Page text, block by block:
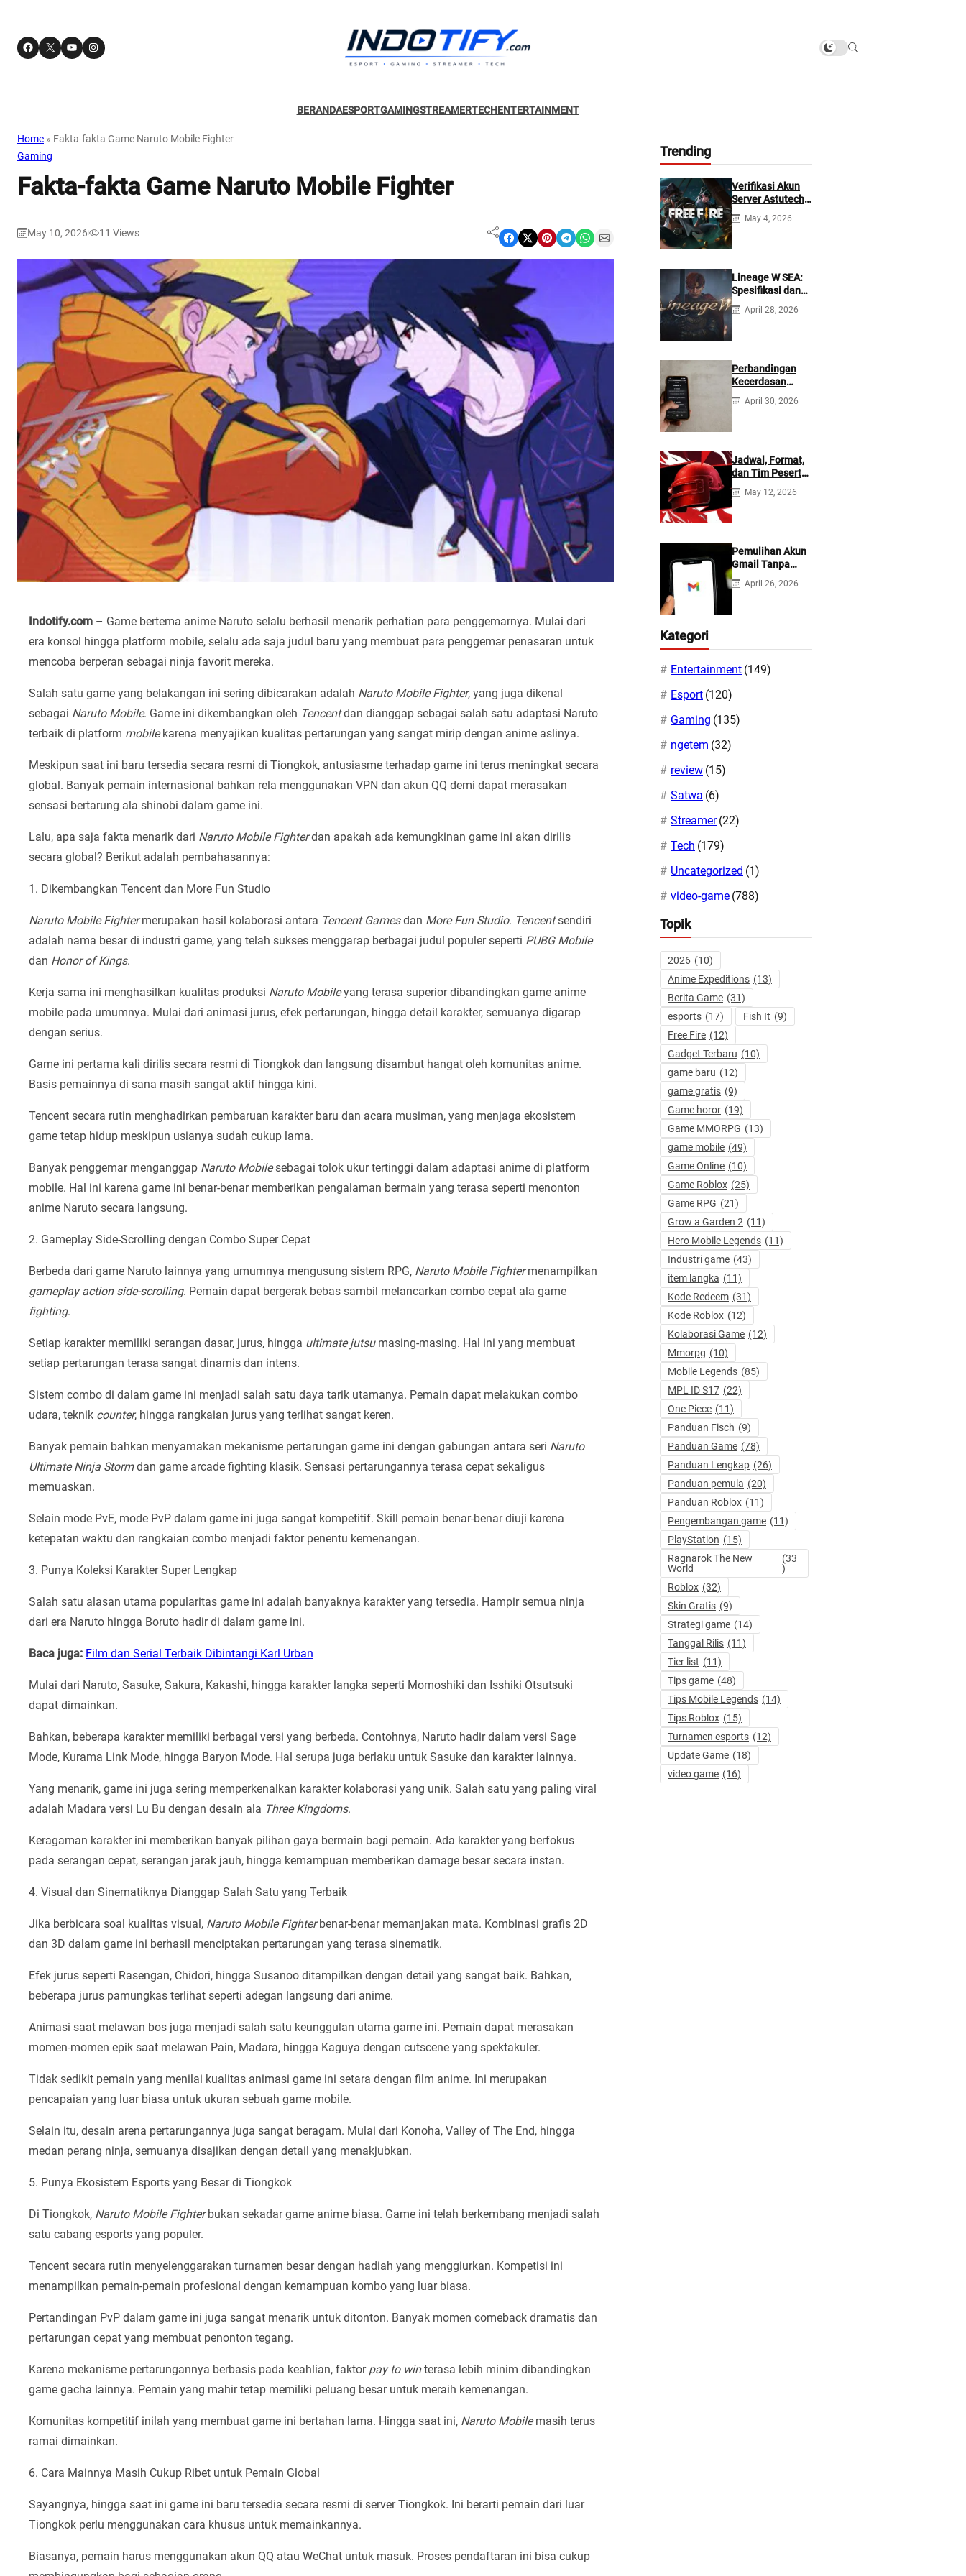
Facebook X YouTube Instagram
BERANDAESPORTGAMINGSTREAMERTECHENTERTAINMENT
Home » Fakta-fakta Game Naruto Mobile Fighter
Gaming
Fakta-fakta Game Naruto Mobile Fighter
May 10, 2026 11 Views Share on Facebook Share on X Share on Pinterest Share on Telegram Share on WhatsApp Share on Email
Indotify.com – Game bertema anime Naruto selalu berhasil menarik perhatian para penggemarnya. Mulai dari
era konsol hingga platform mobile, selalu ada saja judul baru yang membuat para penggemar penasaran untuk
mencoba berperan sebagai ninja favorit mereka.
Salah satu game yang belakangan ini sering dibicarakan adalah Naruto Mobile Fighter, yang juga dikenal
sebagai Naruto Mobile. Game ini dikembangkan oleh Tencentdan dianggap sebagai salah satu adaptasi Naruto
terbaik di platform mobilekarena menyajikan kualitas pertarungan yang sangat mirip dengan anime aslinya.
Meskipun saat ini baru tersedia secara resmi di Tiongkok, antusiasme terhadap game ini terus meningkat secara
global. Banyak pemain internasional bahkan rela menggunakan VPN dan akun QQ demi dapat merasakan
sensasi bertarung ala shinobi dalam game ini.
Lalu, apa saja fakta menarik dari Naruto Mobile Fighterdan apakah ada kemungkinan game ini akan dirilis
secara global? Berikut adalah pembahasannya:
1. Dikembangkan Tencent dan More Fun Studio
Naruto Mobile Fightermerupakan hasil kolaborasi antara Tencent Gamesdan More Fun Studio. Tencentsendiri
adalah nama besar di industri game, yang telah sukses menggarap berbagai judul populer seperti PUBG Mobile
dan Honor of Kings.
Kerja sama ini menghasilkan kualitas produksi Naruto Mobileyang terasa superior dibandingkan game anime
mobile pada umumnya. Mulai dari animasi jurus, efek pertarungan, hingga detail karakter, semuanya digarap
dengan serius.
Game ini pertama kali dirilis secara resmi di Tiongkok dan langsung disambut hangat oleh komunitas anime.
Basis pemainnya di sana masih sangat aktif hingga kini.
Tencent secara rutin menghadirkan pembaruan karakter baru dan acara musiman, yang menjaga ekosistem
game tetap hidup meskipun usianya sudah cukup lama.
Banyak penggemar menganggap Naruto Mobilesebagai tolok ukur tertinggi dalam adaptasi anime di platform
mobile. Hal ini karena game ini benar-benar memberikan pengalaman bermain yang terasa seperti menonton
anime Naruto secara langsung.
2. Gameplay Side-Scrolling dengan Combo Super Cepat
Berbeda dari game Naruto lainnya yang umumnya mengusung sistem RPG, Naruto Mobile Fightermenampilkan
gameplay action side-scrolling. Pemain dapat bergerak bebas sambil melancarkan combo cepat ala game
fighting.
Setiap karakter memiliki serangan dasar, jurus, hingga ultimate jutsumasing-masing. Hal ini yang membuat
setiap pertarungan terasa sangat dinamis dan intens.
Sistem combo di dalam game ini menjadi salah satu daya tarik utamanya. Pemain dapat melakukan combo
udara, teknik counter, hingga rangkaian jurus yang terlihat sangat keren.
Banyak pemain bahkan menyamakan mekanisme pertarungan game ini dengan gabungan antara seri Naruto
Ultimate Ninja Stormdan game arcade fighting klasik. Sensasi pertarungannya terasa cepat sekaligus
memuaskan.
Selain mode PvE, mode PvP dalam game ini juga sangat kompetitif. Skill pemain benar-benar diuji karena
ketepatan waktu dan rangkaian combo menjadi faktor penentu kemenangan.
3. Punya Koleksi Karakter Super Lengkap
Salah satu alasan utama popularitas game ini adalah banyaknya karakter yang tersedia. Hampir semua ninja
dari era Naruto hingga Boruto hadir di dalam game ini.
Baca juga: Film dan Serial Terbaik Dibintangi Karl Urban
Mulai dari Naruto, Sasuke, Sakura, Kakashi, hingga karakter langka seperti Momoshiki dan Isshiki Otsutsuki
dapat dimainkan.
Bahkan, beberapa karakter memiliki berbagai versi yang berbeda. Contohnya, Naruto hadir dalam versi Sage
Mode, Kurama Link Mode, hingga Baryon Mode. Hal serupa juga berlaku untuk Sasuke dan karakter lainnya.
Yang menarik, game ini juga sering memperkenalkan karakter kolaborasi yang unik. Salah satu yang paling viral
adalah Madara versi Lu Bu dengan desain ala Three Kingdoms.
Keragaman karakter ini memberikan banyak pilihan gaya bermain bagi pemain. Ada karakter yang berfokus
pada serangan cepat, serangan jarak jauh, hingga kemampuan memberikan damage besar secara instan.
4. Visual dan Sinematiknya Dianggap Salah Satu yang Terbaik
Jika berbicara soal kualitas visual, Naruto Mobile Fighterbenar-benar memanjakan mata. Kombinasi grafis 2D
dan 3D dalam game ini berhasil menciptakan pertarungan yang terasa sinematik.
Efek jurus seperti Rasengan, Chidori, hingga Susanoo ditampilkan dengan detail yang sangat baik. Bahkan,
beberapa jurus pamungkas terlihat seperti adegan langsung dari anime.
Animasi saat melawan bos juga menjadi salah satu keunggulan utama game ini. Pemain dapat merasakan
momen-momen epik saat melawan Pain, Madara, hingga Kaguya dengan cutscene yang spektakuler.
Tidak sedikit pemain yang menilai kualitas animasi game ini setara dengan film anime. Ini merupakan
pencapaian yang luar biasa untuk ukuran sebuah game mobile.
Selain itu, desain arena pertarungannya juga sangat beragam. Mulai dari Konoha, Valley of The End, hingga
medan perang ninja, semuanya disajikan dengan detail yang menakjubkan.
5. Punya Ekosistem Esports yang Besar di Tiongkok
Di Tiongkok, Naruto Mobile Fighterbukan sekadar game anime biasa. Game ini telah berkembang menjadi salah
satu cabang esports yang populer.
Tencent secara rutin menyelenggarakan turnamen besar dengan hadiah yang menggiurkan. Kompetisi ini
menampilkan pemain-pemain profesional dengan kemampuan kombo yang luar biasa.
Pertandingan PvP dalam game ini juga sangat menarik untuk ditonton. Banyak momen comeback dramatis dan
pertarungan cepat yang membuat penonton tegang.
Karena mekanisme pertarungannya berbasis pada keahlian, faktor pay to winterasa lebih minim dibandingkan
game gacha lainnya. Pemain yang mahir tetap memiliki peluang besar untuk meraih kemenangan.
Komunitas kompetitif inilah yang membuat game ini bertahan lama. Hingga saat ini, Naruto Mobilemasih terus
ramai dimainkan.
6. Cara Mainnya Masih Cukup Ribet untuk Pemain Global
Sayangnya, hingga saat ini game ini baru tersedia secara resmi di server Tiongkok. Ini berarti pemain dari luar
Tiongkok perlu menggunakan cara khusus untuk memainkannya.
Biasanya, pemain harus menggunakan akun QQ atau WeChat untuk masuk. Proses pendaftaran ini bisa cukup
Trending
Verifikasi Akun
Server Astutech
Free Fire Gratis
May 4, 2026
Lineage W SEA:
Spesifikasi dan
Tanggal Rilis
April 28, 2026
Perbandingan
Kecerdasan
Buatan Claude
dan ChatGPT:
April 30, 2026
Jadwal, Format,
dan Tim Peserta
Main Event PMIO
2026
May 12, 2026
Pemulihan Akun
Gmail Tanpa
Kontak
Tambahan
April 26, 2026
Kategori
Entertainment (149)
Esport (120)
Gaming (135)
ngetem (32)
review (15)
Satwa (6)
Streamer (22)
Tech (179)
Uncategorized (1)
video-game (788)
Topik
2026 (10)
Anime Expeditions (13)
Berita Game (31)
esports (17) Fish It (9)
Free Fire (12)
Gadget Terbaru (10)
game baru (12)
game gratis (9)
Game horor (19)
Game MMORPG (13)
game mobile (49)
Game Online (10)
Game Roblox (25)
Game RPG (21)
Grow a Garden 2 (11)
Hero Mobile Legends (11)
Industri game (43)
item langka (11)
Kode Redeem (31)
Kode Roblox (12)
Kolaborasi Game (12)
Mmorpg (10)
Mobile Legends (85)
MPL ID S17 (22)
One Piece (11)
Panduan Fisch (9)
Panduan Game (78)
Panduan Lengkap (26)
Panduan pemula (20)
Panduan Roblox (11)
Pengembangan game (11)
PlayStation (15)
Ragnarok The New
World
(33
)
Roblox (32)
Skin Gratis (9)
Strategi game (14)
Tanggal Rilis (11)
Tier list (11)
Tips game (48)
Tips Mobile Legends (14)
Tips Roblox (15)
Turnamen esports (12)
Update Game (18)
video game (16)